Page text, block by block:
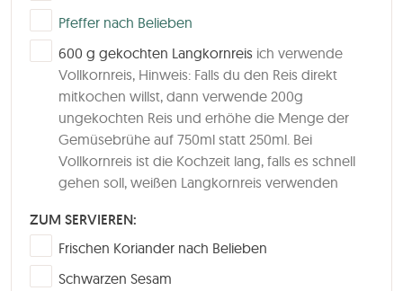
▢
Pfeffer nach Belieben
▢
600 g gekochten Langkornreis ich verwende
Vollkornreis, Hinweis: Falls du den Reis direkt
mitkochen willst, dann verwende 200g
ungekochten Reis und erhöhe die Menge der
Gemüsebrühe auf 750ml statt 250ml. Bei
Vollkornreis ist die Kochzeit lang, falls es schnell
gehen soll, weißen Langkornreis verwenden
ZUM SERVIEREN:
▢
Frischen Koriander nach Belieben
▢
Schwarzen Sesam